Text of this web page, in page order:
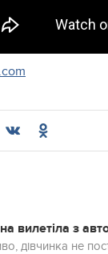
вилетіла з
дівчинка не